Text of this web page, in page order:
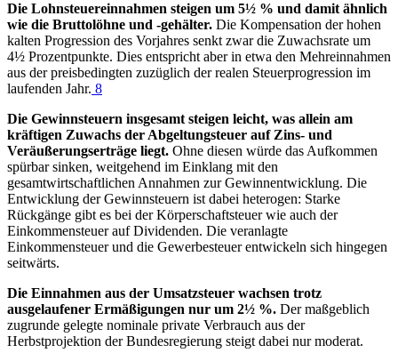
Die Lohnsteuereinnahmen steigen um 5½ % und damit ähnlich
wie die Bruttolöhne und -gehälter. Die Kompensation der hohen
kalten Progression des Vorjahres senkt zwar die Zuwachsrate um
4½ Prozentpunkte. Dies entspricht aber in etwa den Mehreinnahmen
aus der preisbedingten zuzüglich der realen Steuerprogression im
laufenden Jahr. 8
Die Gewinnsteuern insgesamt steigen leicht, was allein am
kräftigen Zuwachs der Abgeltungsteuer auf Zins- und
Veräußerungserträge liegt. Ohne diesen würde das Aufkommen
spürbar sinken, weitgehend im Einklang mit den
gesamtwirtschaftlichen Annahmen zur Gewinnentwicklung. Die
Entwicklung der Gewinnsteuern ist dabei heterogen: Starke
Rückgänge gibt es bei der Körperschaftsteuer wie auch der
Einkommensteuer auf Dividenden. Die veranlagte
Einkommensteuer und die Gewerbesteuer entwickeln sich hingegen
seitwärts.
Die Einnahmen aus der Umsatzsteuer wachsen trotz
ausgelaufener Ermäßigungen nur um 2½ %. Der maßgeblich
zugrunde gelegte nominale private Verbrauch aus der
Herbstprojektion der Bundesregierung steigt dabei nur moderat.